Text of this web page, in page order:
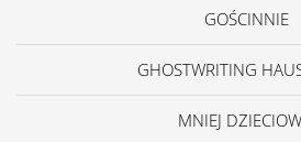
GOŚCINNIE
GHOSTWRITING
MNIEJ